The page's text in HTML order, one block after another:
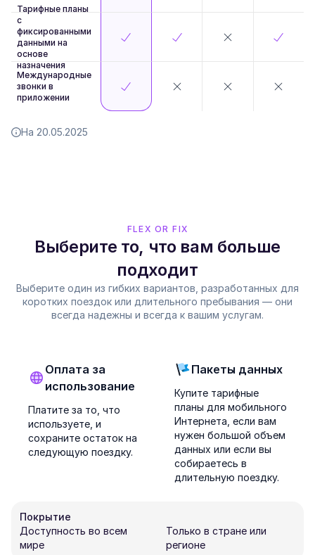
Тарифные планы
с
фиксированными
данными на
основе
назначения
Международные
звонки в
приложении
На 20.05.2025
FLEX OR FIX
Выберите то, что вам больше
подходит
Выберите один из гибких вариантов, разработанных для
коротких поездок или длительного пребывания — они
всегда надежны и всегда к вашим услугам.
Оплата за
использование
Платите за то, что
используете, и
сохраните остаток на
следующую поездку.
Пакеты данных
Купите тарифные
планы для мобильного
Интернета, если вам
нужен большой объем
данных или если вы
собираетесь в
длительную поездку.
Покрытие
Доступность во всем
мире
Только в стране или
регионе